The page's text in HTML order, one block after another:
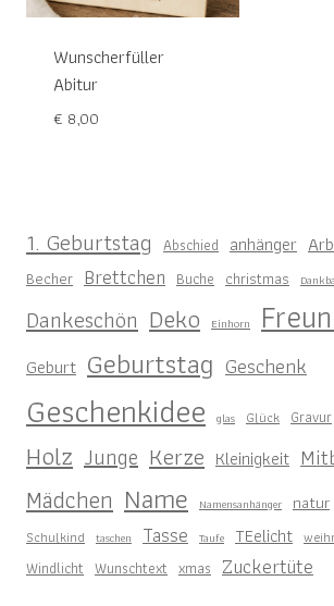
Wunscherfüller
Abitur
€ 8,00
1. Geburtstag Abschied anhänger
Becher Brettchen Buche christmas
Dankeschön Deko Einhorn
Geburt Geburtstag Geschenk
Geschenkidee glas Glück Gravur
Holz Junge Kerze Kleinigkeit
Mädchen Name Namensanhänger natur
Schulkind taschen Tasse Taufe TEelicht
Windlicht Wunschtext xmas Zuckertüte